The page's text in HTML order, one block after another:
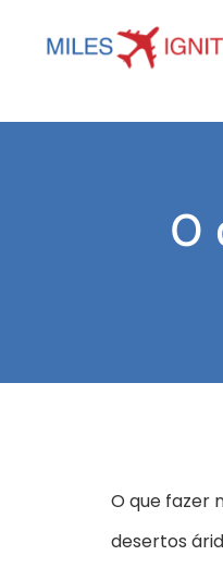
O
O que fazer
desertos